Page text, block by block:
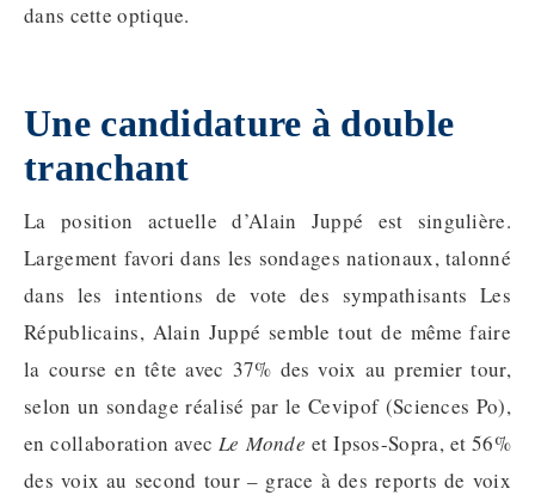
dans cette optique.
Une candidature à double
tranchant
La position actuelle d’Alain Juppé est singulière.
Largement favori dans les sondages nationaux, talonné
dans les intentions de vote des sympathisants Les
Républicains, Alain Juppé semble tout de même faire
la course en tête avec 37% des voix au premier tour,
selon un sondage réalisé par le Cevipof (Sciences Po),
en collaboration avecLe Monde et Ipsos-Sopra, et 56%
des voix au second tour – grace à des reports de voix